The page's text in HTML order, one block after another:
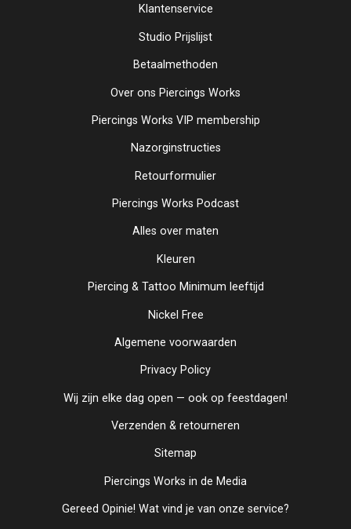
Klantenservice
Studio Prijslijst
Betaalmethoden
Over ons Piercings Works
Piercings Works VIP membership
Nazorginstructies
Retourformulier
Piercings Works Podcast
Alles over maten
Kleuren
Piercing & Tattoo Minimum leeftijd
Nickel Free
Algemene voorwaarden
Privacy Policy
Wij zijn elke dag open — ook op feestdagen!
Verzenden & retourneren
Sitemap
Piercings Works in de Media
Gereed Opinie! Wat vind je van onze service?